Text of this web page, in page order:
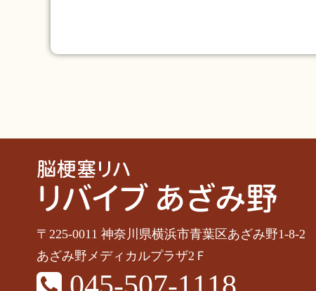
〒225-0011 神奈川県横浜市青葉区あざみ野1-8-2
あざみ野メディカルプラザ2Ｆ